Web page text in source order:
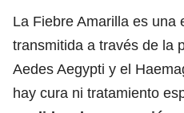
La Fiebre Amarilla es una
transmitida a través de la
Aedes Aegypti y el
hay cura ni tratamiento